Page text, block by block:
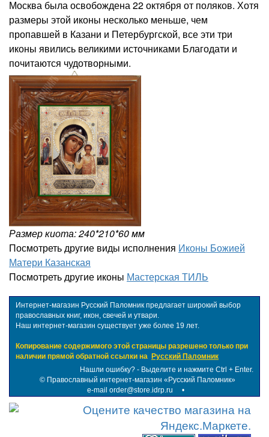
Москва была освобождена 22 октября от поляков. Хотя
размеры этой иконы несколько меньше, чем
пропавшей в Казани и Петербургской, все эти три
иконы явились великими источниками Благодати и
почитаются чудотворными.
Размер киота: 240*210*60 мм
Посмотреть другие виды исполнения Иконы Божией
Матери Казанская
Посмотреть другие иконы Мастерская ТИЛЬ
Интернет-магазин Русский Паломник предлагает широкий выбор
православных книг, икон, свечей и утвари.
Наш интернет-магазин существует уже более 19 лет.
Копирование содержимого этой страницы разрешено только при
наличии прямой обратной ссылки на Русский Паломник
Нашли ошибку? - Выделите и нажмите Ctrl + Enter.
© Православный интернет-магазин «Русский Паломник»
e-mail order@store.idrp.ru •